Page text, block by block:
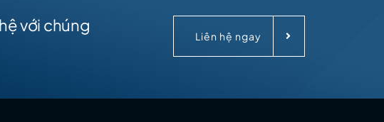
với chúng
Liên hệ ngay